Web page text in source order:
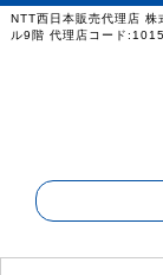
NTT西日本販売代理店 株式会社NEXT 東京都新宿区高田馬場4-40-11 高田馬場看山ビ
ル9階 代理店コード